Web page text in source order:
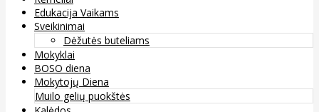
Edukacija Vaikams
Sveikinimai
Dėžutės buteliams
Mokyklai
BOSO diena
Mokytojų Diena
Muilo gelių puokštės